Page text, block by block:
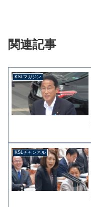
関連記事
KSLマガジン
KSLチャンネル